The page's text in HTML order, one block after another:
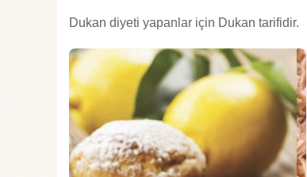
Dukan diyeti yapanlar için Dukan tarifidir.